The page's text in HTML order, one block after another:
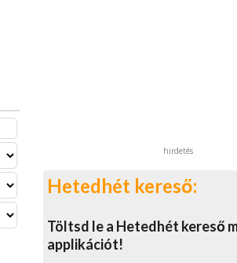
hirdetés
Hetedhét kereső:
Töltsd le a Hetedhét kereső
applikációt!